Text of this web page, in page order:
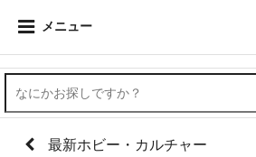
メニュー
最新ホビー・カルチャー